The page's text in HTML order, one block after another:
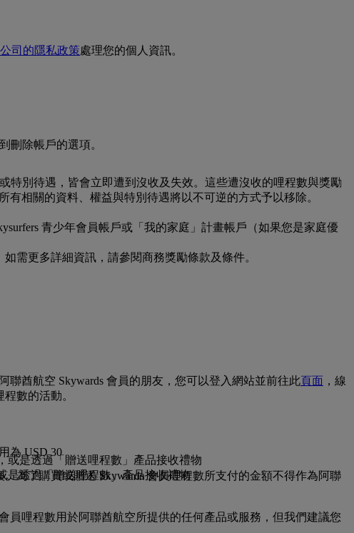
司的隱私政策處理您的個人資訊。
刪除帳戶的選項。
特別待遇，皆會立即遭到沒收及失效。這些遭沒收的哩程數與獎勵
青少年會員帳戶或「我的家庭」計畫帳戶（如果您是家庭優
需更多詳細資訊，請參閱商務獎勵條款及條件。
有相關的資料、權益與特別待遇將以不可逆的方式予以移除。
聯酋航空 Skywards 會員的朋友，您可以登入網站並前往此頁面 ，線
數的活動。
為 USD 30
或是透過「贈送哩程數」產品接收禮物
是透過「贈送哩程數」產品接收禮物
為了購買或贈送 Skywards 會員哩程數所支付的金額不得作為阿聯
員哩程數用於阿聯酋航空所提供的任何產品或服務，但我們建議您